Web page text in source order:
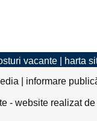
vacante| harta
informare
- website realizat